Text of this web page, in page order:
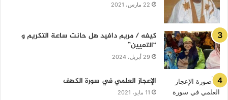
22 مارس، 2021
كيفه / مريم دافيد هل حانت ساعة التكريم و
“التعيين”
29 أبريل، 2024
الإعجاز العلمي في سورة الكهف
11 مايو، 2021